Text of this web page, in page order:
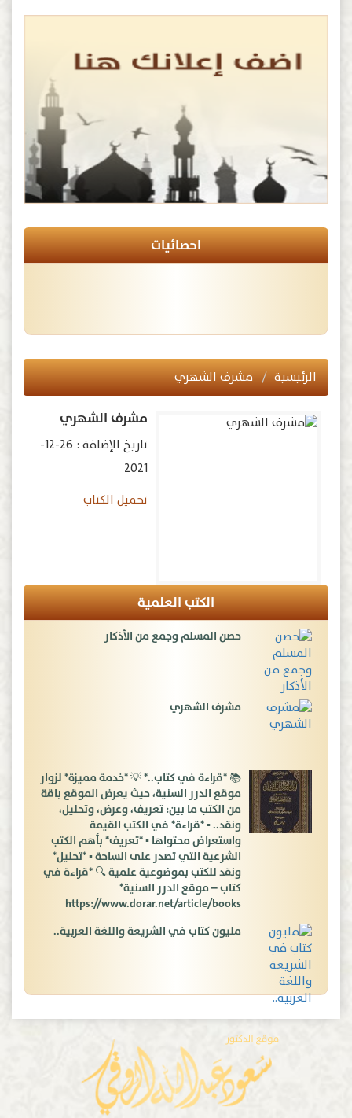
احصائيات
الرئيسية مشرف الشهري
مشرف الشهري
تاريخ الإضافة : 26-12-
2021
تحميل الكتاب
الكتب العلمية
حصن المسلم وجمع من الأذكار
مشرف الشهري
📚 *قراءة في كتاب..* 💡 *خدمة مميزة* لزوار
موقع الدرر السنية، حيث يعرض الموقع باقة
من الكتب ما بين: تعريف، وعرض، وتحليل،
ونقد.. ▪️ *قراءة* في الكتب القيمة
واستعراض محتواها ▪️ *تعريف* بأهم الكتب
الشرعية التي تصدر على الساحة ▪️ *تحليل*
ونقد للكتب بموضوعية علمية 🔍 *قراءة في
كتاب – موقع الدرر السنية*
https://www.dorar.net/article/books
مليون كتاب في الشريعة واللغة العربية..